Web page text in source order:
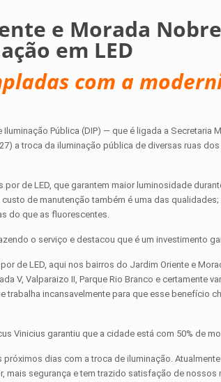
e Morada
em LED
com a
Pública (DIP) — que é ligada a Secretaria
a troca da iluminação pública de diversas ruas
de LED, que garantem maior luminosidade
de manutenção também é uma das
do que as fluorescentes.
o serviço e destacou que é um investimento
de LED, aqui nos bairros do Jardim Oriente e
V, Valparaizo II, Parque Rio Branco e certamente
incansavelmente para que esse benefício
Vinicius garantiu que a cidade está com 50% de
dias com a troca de iluminação.
mais segurança e tem trazido satisfação de